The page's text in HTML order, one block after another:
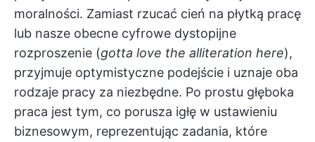
moralności. Zamiast rzucać cień na płytką pracę
lub nasze obecne cyfrowe dystopijne
rozproszenie (gotta love the alliteration here),
przyjmuje optymistyczne podejście i uznaje oba
rodzaje pracy za niezbędne. Po prostu głęboka
praca jest tym, co porusza igłę w ustawieniu
biznesowym, reprezentując zadania, które